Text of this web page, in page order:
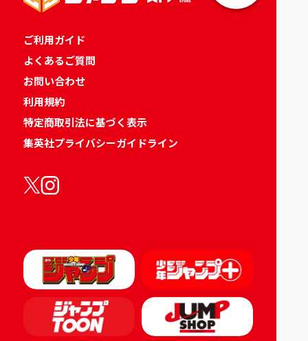
ご利用ガイド
よくあるご質問
お問い合わせ
利用規約
特定商取引法に基づく表示
集英社プライバシーガイドライン